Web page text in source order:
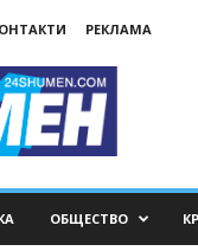
РЕКЛАМА
ОБЩЕСТВО